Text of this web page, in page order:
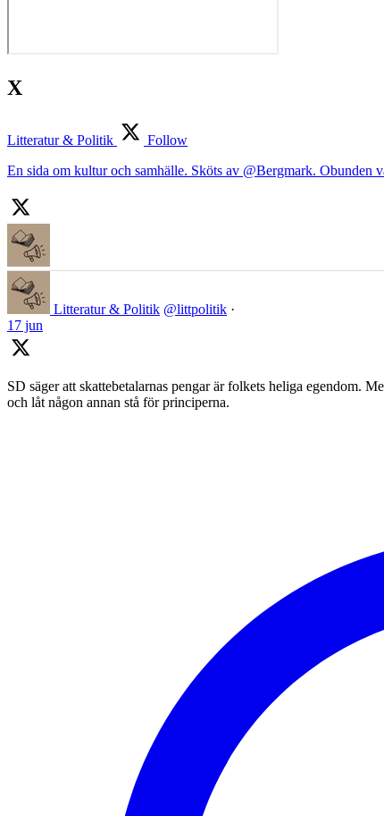
X
Litteratur & Politik
Follow
En sida om kultur och samhälle. Sköts av @Bergmark. Obunden
Litteratur & Politik @littpolitik ·
17 jun
SD säger att skattebetalarnas pengar är folkets heliga egendom.
och låt någon annan stå för principerna.